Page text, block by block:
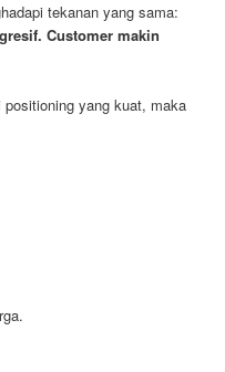
tekanan yang sama:
Customer makin
yang kuat, maka